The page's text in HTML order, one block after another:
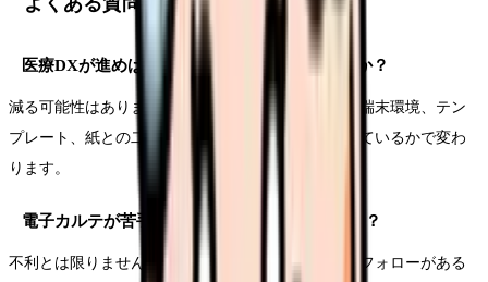
医療DXが進めば看護師の記録残業は減りますか？
減る可能性はありますが、自動的には減りません。端末環境、テン
プレート、紙との二重管理、記録時間の確保が整っているかで変わ
ります。
電子カルテが苦手な看護師は転職で不利ですか？
不利とは限りません。大切なのは、入職後に研修とフォローがある